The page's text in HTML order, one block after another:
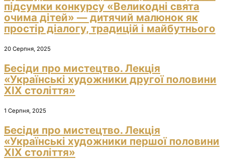
підсумки конкурсу «Великодні свята
очима дітей» — дитячий малюнок як
простір діалогу, традицій і майбутнього
20 Серпня, 2025
Бесіди про мистецтво. Лекція
«Українські художники другої половини
ХІХ століття»
1 Серпня, 2025
Бесіди про мистецтво. Лекція
«Українські художники першої половини
ХІХ століття»